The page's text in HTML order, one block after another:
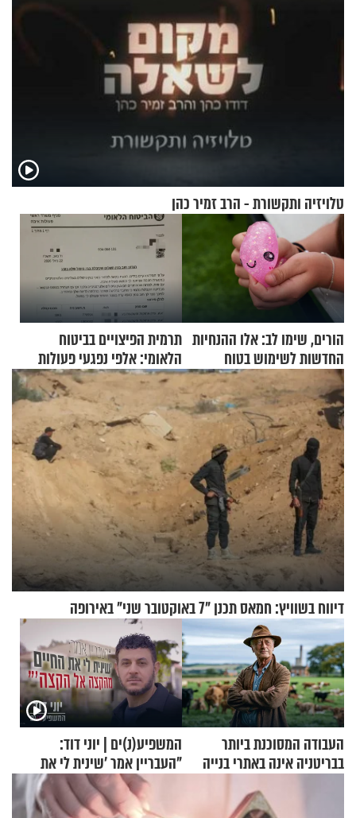
טלויזיה ותקשורת - הרב זמיר כהן
הורים, שימו לב: אלו ההנחיות
החדשות לשימוש בטוח
בסקווישי לאחר מקרי אשפוז
תרמית הפיצויים בביטוח
הלאומי: אלפי נפגעי פעולות
איבה קיבלו כספים במירמה
דיווח בשוויץ: חמאס תכנן "7 באוקטובר שני" באירופה
העבודה המסוכנת ביותר
בבריטניה אינה באתרי בנייה
המשפיע(נ)ים | יוני דוד:
"העבריין אמר 'שינית לי את
החיים מהקצה אל הקצה'"